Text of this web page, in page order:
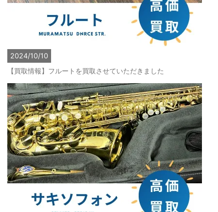
2024/10/10
【買取情報】フルートを買取させていただきました